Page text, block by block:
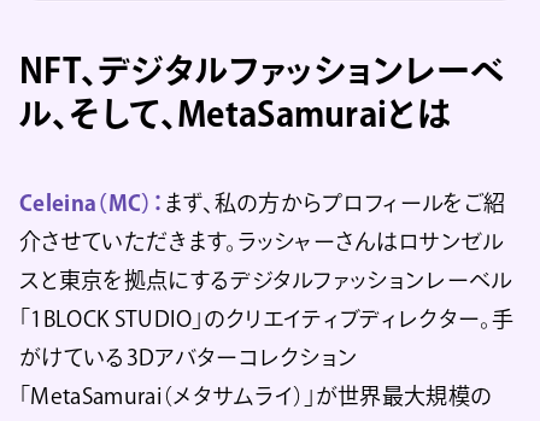
NFT、デジタルファッションレーベ
ル、そして、MetaSamuraiとは
Celeina（MC）： まず、私の方からプロフィールをご紹
介させていただきます。ラッシャーさんはロサンゼル
スと東京を拠点にするデジタルファッションレーベル
「1BLOCK STUDIO」のクリエイティブディレクター。手
がけている3Dアバターコレクション
「MetaSamurai（メタサムライ）」が世界最大規模の